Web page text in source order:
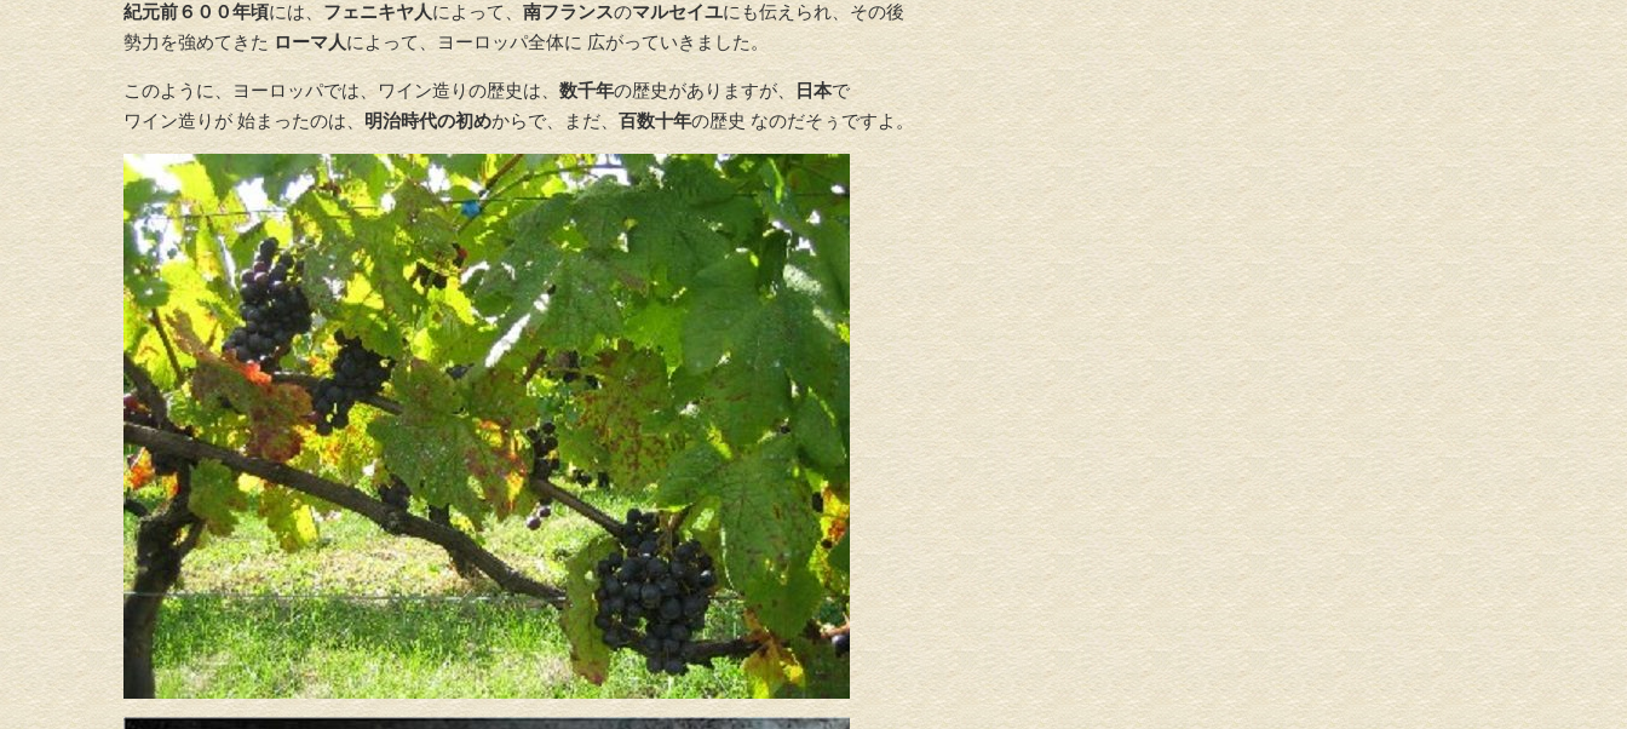
紀元前６００年頃には、 フェニキヤ人によって、 南フランスのマルセイユにも伝えられ、その後
勢力を強めてきたローマ人によって、ヨーロッパ全体に 広がっていきました。
このように、ヨーロッパでは、ワイン造りの歴史は、 数千年の歴史がありますが、 日本で
ワイン造りが 始まったのは、明治時代の初めからで、まだ、百数十年の歴史 なのだそぅですよ。